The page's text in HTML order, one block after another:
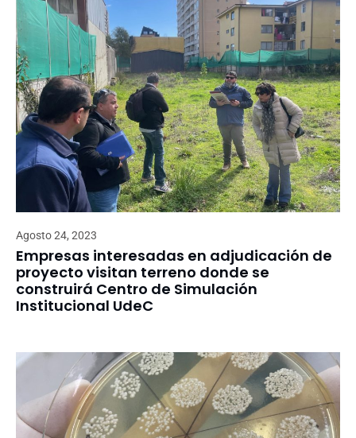
Agosto 24, 2023
Empresas interesadas en adjudicación de
proyecto visitan terreno donde se
construirá Centro de Simulación
Institucional UdeC